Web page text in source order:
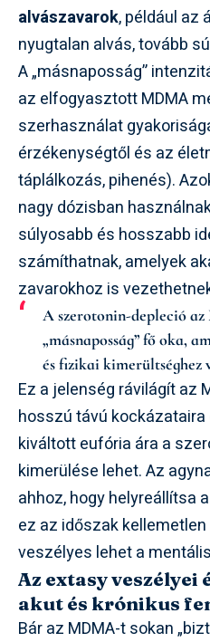
alvászavarok, például az
nyugtalan alvás, tovább
A „másnaposság”
az elfogyasztott MDMA
szerhasználat
érzékenységtől és az
táplálkozás, pihenés).
nagy dózisban
súlyosabb és hosszabb
számíthatnak, amelyek
zavarokhoz is
A szerotonin-depleció
„másnaposság” fő oka,
és fizikai kimerültséghez
Ez a jelenség rávilágít az
hosszú távú kockázataira
kiváltott eufória ára a
kimerülése lehet. Az
ahhoz, hogy helyreállítsa
ez az időszak
veszélyes lehet a
Az extasy veszélyei
akut és krónikus
Bár az MDMA-t sokan